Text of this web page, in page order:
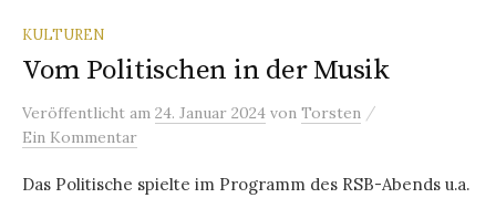
KULTUREN
Vom Politischen in der Musik
Veröffentlicht am 24. Januar 2024 von Torsten /
Ein Kommentar
Das Politische spielte im Programm des RSB-Abends u.a.